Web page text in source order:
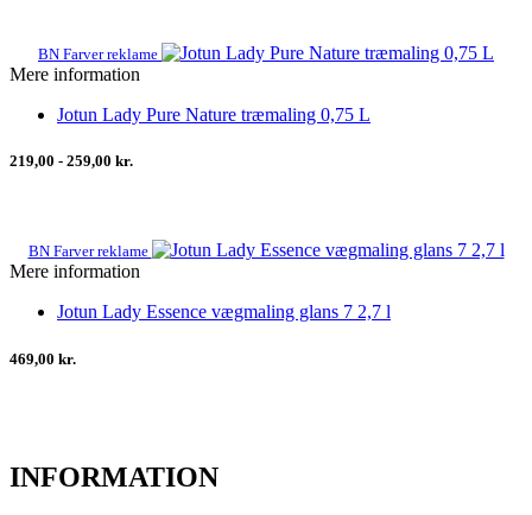
BN Farver reklame
Mere information
Jotun Lady Pure Nature træmaling 0,75 L
219,00 - 259,00 kr.
BN Farver reklame
Mere information
Jotun Lady Essence vægmaling glans 7 2,7 l
469,00 kr.
INFORMATION